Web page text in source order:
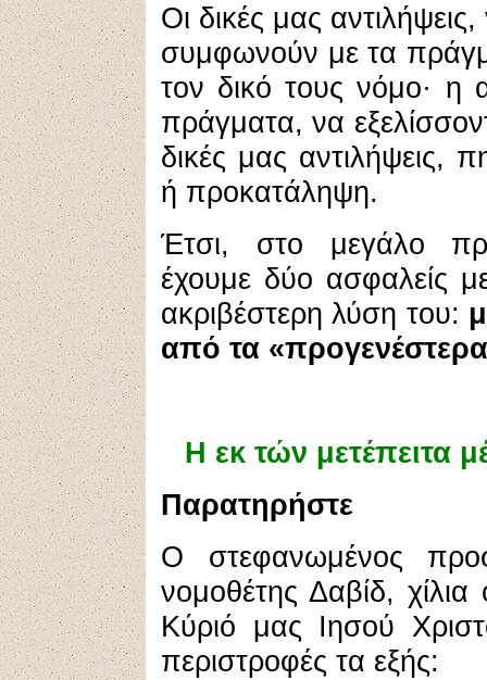
Οι δικές μας
συμφωνούν με τα
τον δικό τους νόμο· η
πράγματα, να
δικές μας αντιλήψεις,
ή προκατάληψη.
Έτσι, στο μεγάλο
έχουμε δύο ασφαλείς
ακριβέστερη λύση του:
από τα
Η εκ τών μετέπειτα
Παρατηρήστε
Ο στεφανωμένος
νομοθέτης Δαβίδ,
Κύριό μας Ιησού
περιστροφές τα εξής: